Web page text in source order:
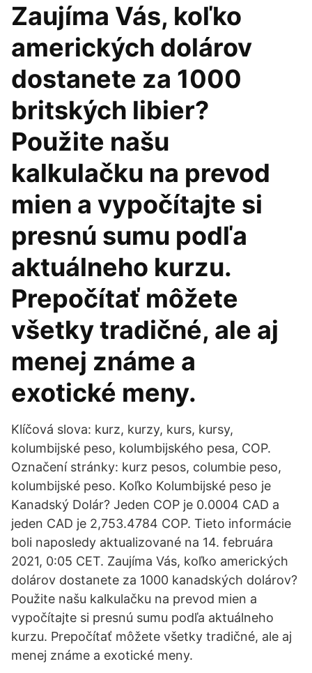
Zaujíma Vás, koľko
amerických dolárov
dostanete za 1000
britských libier?
Použite našu
kalkulačku na prevod
mien a vypočítajte si
presnú sumu podľa
aktuálneho kurzu.
Prepočítať môžete
všetky tradičné, ale aj
menej známe a
exotické meny.
Klíčová slova: kurz, kurzy, kurs, kursy,
kolumbijské peso, kolumbijského pesa, COP.
Označení stránky: kurz pesos, columbie peso,
kolumbijské peso. Koľko Kolumbijské peso je
Kanadský Dolár? Jeden COP je 0.0004 CAD a
jeden CAD je 2,753.4784 COP. Tieto informácie
boli naposledy aktualizované na 14. februára
2021, 0:05 CET. Zaujíma Vás, koľko amerických
dolárov dostanete za 1000 kanadských dolárov?
Použite našu kalkulačku na prevod mien a
vypočítajte si presnú sumu podľa aktuálneho
kurzu. Prepočítať môžete všetky tradičné, ale aj
menej známe a exotické meny.